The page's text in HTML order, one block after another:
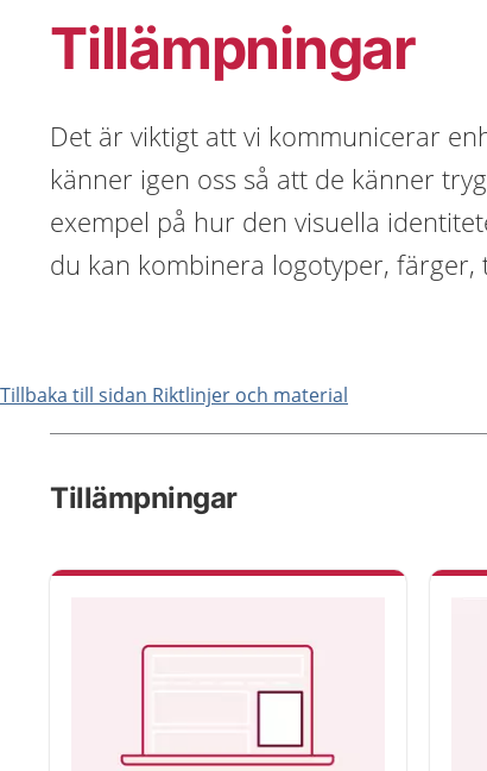
Tillämpningar
Det är viktigt att vi kommunicerar
känner igen oss så att de känner
exempel på hur den visuella
du kan kombinera logotyper,
Tillbaka till sidan Riktlinjer och material
Tillämpningar